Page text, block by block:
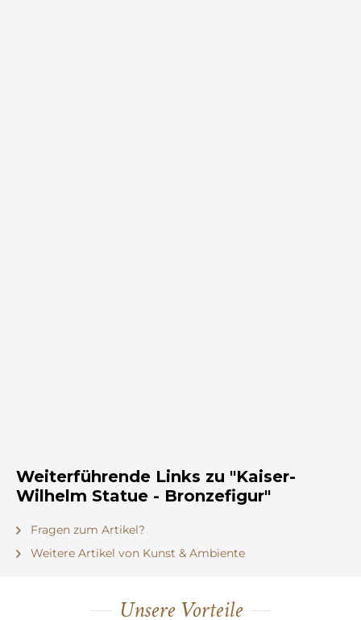
Weiterführende Links zu "Kaiser-
Wilhelm Statue - Bronzefigur"
Fragen zum Artikel?
Weitere Artikel von Kunst & Ambiente
Unsere Vorteile